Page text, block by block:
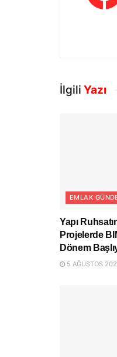
İlgili Yazı
EMLAK
Yapı
Projelerde
Dönem
5 AĞUSTOS